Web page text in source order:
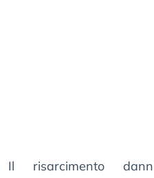
Il risarcimento